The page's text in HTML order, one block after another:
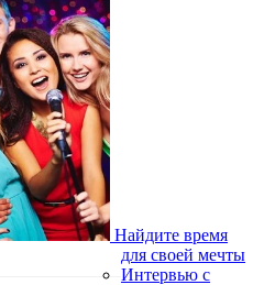
Найдите время
для своей мечты
Интервью с